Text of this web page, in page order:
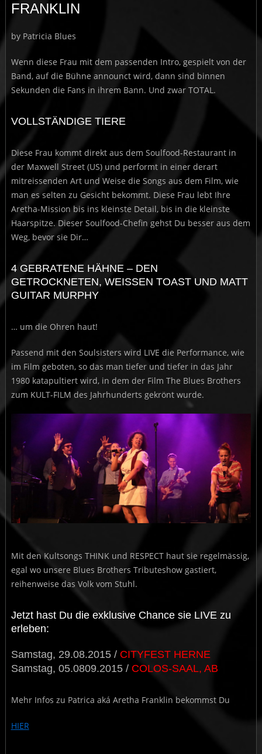
FRANKLIN
by Patricia Blues
Wenn diese Frau mit dem passenden Intro, gespielt von der
Band, auf die Bühne announct wird, dann sind binnen
Sekunden die Fans in ihrem Bann. Und zwar TOTAL.
VOLLSTÄNDIGE TIERE
Diese Frau kommt direkt aus dem Soulfood-Restaurant in
der Maxwell Street (US) und performt in einer derart
mitreissenden Art und Weise die Songs aus dem Film, wie
man es selten zu Gesicht bekommt. Diese Frau lebt Ihre
Aretha-Mission bis ins kleinste Detail, bis in die kleinste
Haarspitze. Dieser Soulfood-Chefin gehst Du besser aus dem
Weg, bevor sie Dir…
4 GEBRATENE HÄHNE – DEN
GETROCKNETEN, WEISSEN TOAST UND MATT
GUITAR MURPHY
… um die Ohren haut!
Passend mit den Soulsisters wird LIVE die Performance, wie
im Film geboten, so das man tiefer und tiefer in das Jahr
1980 katapultiert wird, in dem der Film The Blues Brothers
zum KULT-FILM des Jahrhunderts gekrönt wurde.
Mit den Kultsongs THINK und RESPECT haut sie regelmässig,
egal wo unsere Blues Brothers Tributeshow gastiert,
reihenweise das Volk vom Stuhl.
Jetzt hast Du die exklusive Chance sie LIVE zu
erleben:
Samstag, 29.08.2015 / CITYFEST HERNE
Samstag, 05.0809.2015 / COLOS-SAAL, AB
Mehr Infos zu Patrica aká Aretha Franklin bekommst Du
HIER